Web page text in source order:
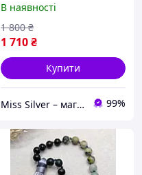
проби
В наявності
1 710₴
1 800 ₴
Купити
Miss Silver – магазин ювелірних виробів зі срібла 99%